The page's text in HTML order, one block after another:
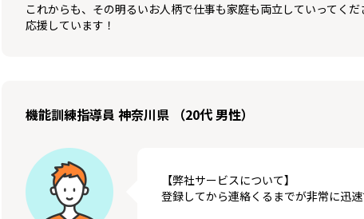
これからも、その明るいお人柄で仕事も家庭も両立していってくだ
応援しています！
機能訓練指導員 神奈川県 （20代 男性）
【弊社サービスについて】
登録してから連絡くるまでが非常に迅速